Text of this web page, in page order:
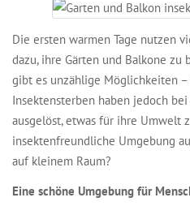
Die ersten warmen Tage nutzen
dazu, ihre Gärten und Balkone zu
gibt es unzählige Möglichkeiten
Insektensterben haben jedoch
ausgelöst, etwas für ihre Umwelt
insektenfreundliche Umgebung
auf kleinem Raum?
Eine schöne Umgebung für